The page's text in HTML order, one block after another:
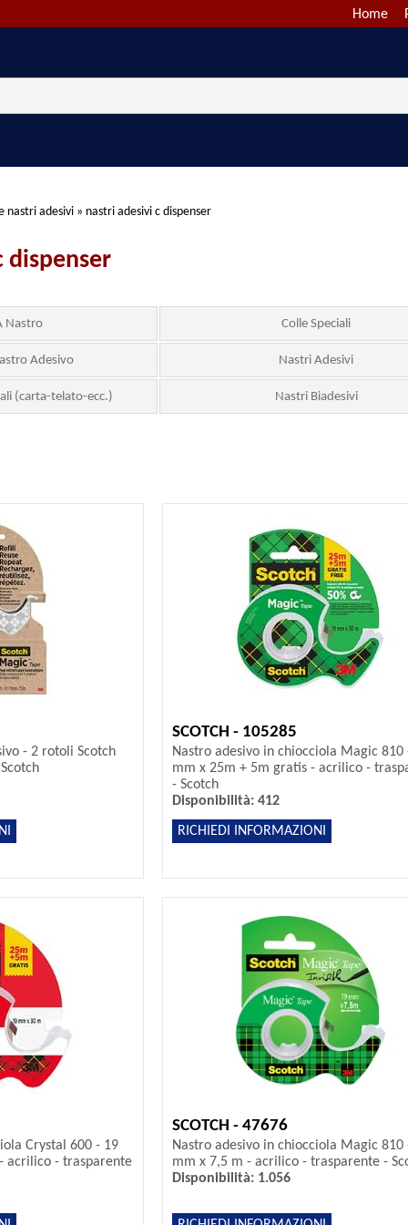
Home
nastri adesivi » nastri adesivi c dispenser
dispenser
Nastro Colle Speciali
Adesivo Nastri Adesivi
(carta-telato-ecc.) Nastri Biadesivi
- 2 rotoli Scotch
SCOTCH - 105285
Nastro adesivo in chiocciola Magic 810
mm x 25m + 5m gratis - acrilico -
- Scotch
Disponibilità: 412
RICHIEDI INFORMAZIONI
Crystal 600 - 19
acrilico - trasparente
SCOTCH - 47676
Nastro adesivo in chiocciola Magic 810
mm x 7,5 m - acrilico - trasparente -
Disponibilità: 1.056